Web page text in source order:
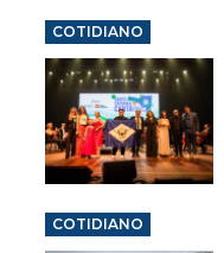
COTIDIANO
COTIDIANO